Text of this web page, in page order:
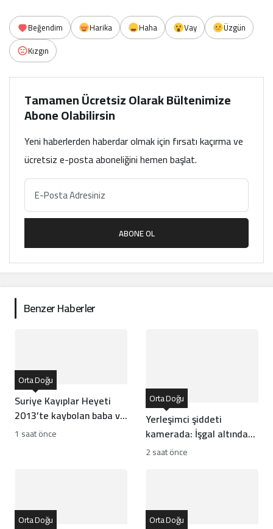
Beğendim Harika Haha Vay
Üzgün
Kızgın
Tamamen Ücretsiz Olarak Bültenimize
Abone Olabilirsin
Yeni haberlerden haberdar olmak için fırsatı kaçırma ve
ücretsiz e-posta aboneliğini hemen başlat.
ABONE OL
Benzer Haberler
Suriye Kayıplar Heyeti
2013’te kaybolan baba ve
oğlun akıbetini açıkladı
Orta Doğu
1 saat önce
Yerleşimci şiddeti
kamerada: İşgal altındaki
Batı Şeria’da çocuğa
Orta Doğu
2 saat önce
Orta Doğu Orta Doğu